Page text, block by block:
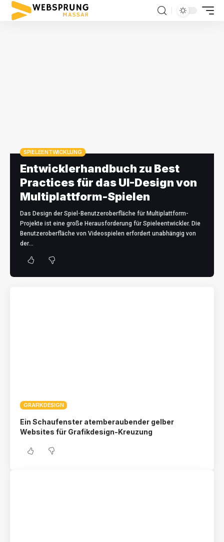
SPIELEENTWICKLUNG
Entwicklerhandbuch zu Best
Practices für das UI-Design von
Multiplattform-Spielen
Das Design der Spiel-Benutzeroberfläche für Multiplattform-
Projekte ist eine große Herausforderung für Spieleentwickler. Die
Benutzeroberfläche von Videospielen erfordert unabhängig von
der…
GRAFIKDESIGN
Ein Schaufenster atemberaubender gelber
Websites für Grafikdesign-Kreuzung